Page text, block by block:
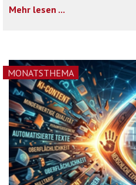
Mehr lesen ...
MONATSTHEMA